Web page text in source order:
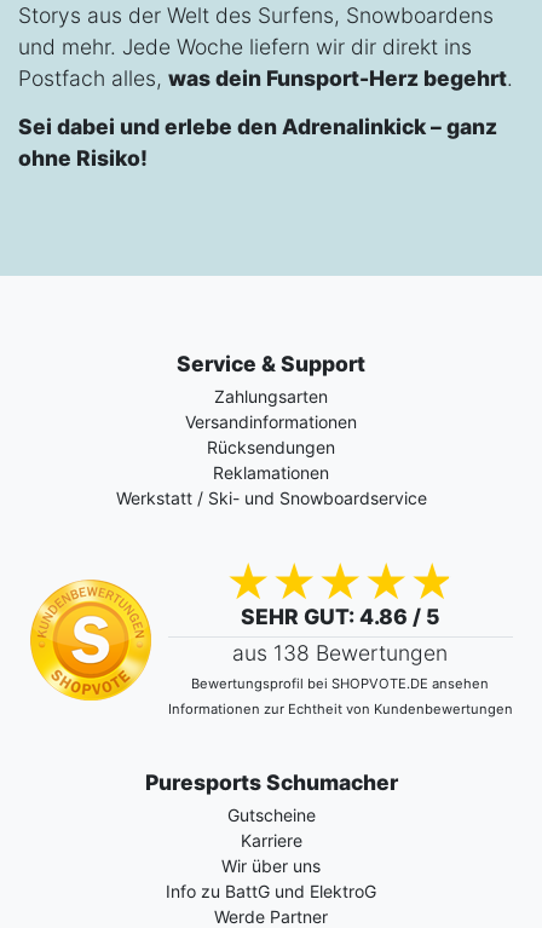
Storys aus der Welt des Surfens, Snowboardens
und mehr. Jede Woche liefern wir dir direkt ins
Postfach alles, was dein Funsport-Herz begehrt.
Sei dabei und erlebe den Adrenalinkick – ganz
ohne Risiko!
Service & Support
Zahlungsarten
Versandinformationen
Rücksendungen
Reklamationen
Werkstatt / Ski- und Snowboardservice
SEHR GUT: 4.86 / 5
aus 138 Bewertungen
Bewertungsprofil bei SHOPVOTE.DE ansehen
Informationen zur Echtheit von Kundenbewertungen
Puresports Schumacher
Gutscheine
Karriere
Wir über uns
Info zu BattG und ElektroG
Werde Partner